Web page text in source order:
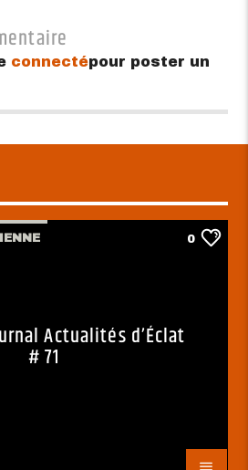
connectépour poster un
0
Actualités d’Éclat
# 71